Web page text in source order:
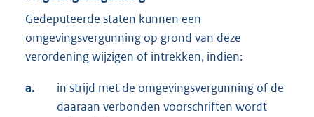
Gedeputeerde staten kunnen een
omgevingsvergunning op grond van deze
verordening wijzigen of intrekken, indien:
a.
in strijd met de omgevingsvergunning of de
daaraan verbonden voorschriften wordt